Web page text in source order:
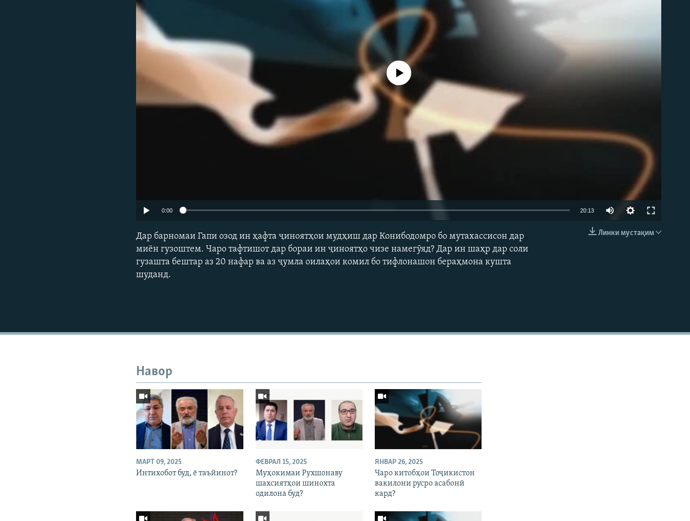
EMBED
Феълан кор намекунад
0:00 20:13
Линки мустақим
Дар барномаи Гапи озод ин ҳафта ҷиноятҳои мудҳиш дар Конибодомро бо мутахассисон дар
миён гузоштем. Чаро тафтишот дар бораи ин ҷиноятҳо чизе намегӯяд? Дар ин шаҳр дар соли
гузашта бештар аз 20 нафар ва аз ҷумла оилаҳои комил бо тифлонашон бераҳмона кушта
шуданд.
Навор
МАРТ 09, 2025
Интихобот буд, ё таъйинот?
ФЕВРАЛ 15, 2025
Муҳокимаи Рухшонаву
шахсиятҳои шинохта
одилона буд?
ЯНВАР 26, 2025
Чаро китобҳои Тоҷикистон
вакилони русро асабонӣ
кард?